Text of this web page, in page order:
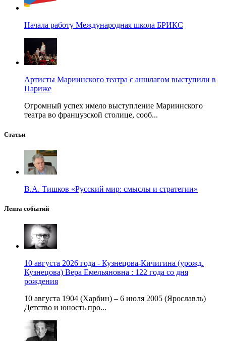
Начала работу Международная школа БРИКС
Артисты Мариинского театра с аншлагом выступили в
Париже
Огромный успех имело выступление Мариинского
театра во французской столице, сооб...
Статьи
В.А. Тишков «Русский мир: смыслы и стратегии»
Лента событий
10 августа 2026 года - Кузнецова-Кичигина (урожд.
Кузнецова) Вера Емельяновна : 122 года со дня
рождения
10 августа 1904 (Харбин) – 6 июля 2005 (Ярославль)
Детство и юность про...